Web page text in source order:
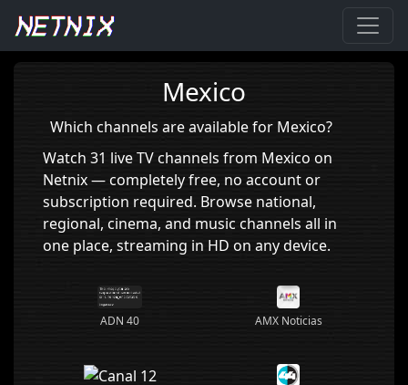
Home›Mexico
Mexico
Which channels are available for Mexico?
Watch 31 live TV channels from Mexico on
Netnix — completely free, no account or
subscription required. Browse national,
regional, cinema, and music channels all in
one place, streaming in HD on any device.
ADN 40 AMX Noticias